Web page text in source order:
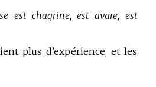
est chagrine, est avare, est
plus d’expérience, et les